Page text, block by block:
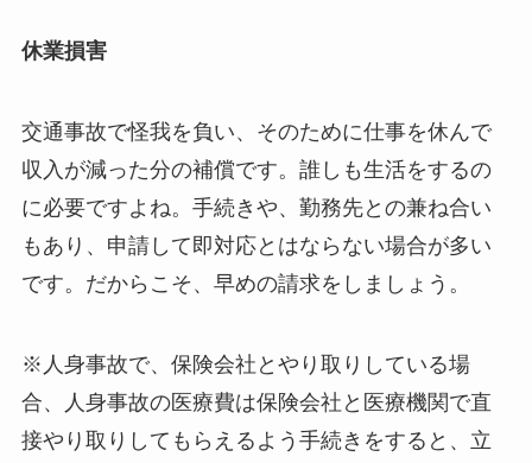
休業損害
交通事故で怪我を負い、そのために仕事を休んで
収入が減った分の補償です。誰しも生活をするの
に必要ですよね。手続きや、勤務先との兼ね合い
もあり、申請して即対応とはならない場合が多い
です。だからこそ、早めの請求をしましょう。
※人身事故で、保険会社とやり取りしている場
合、人身事故の医療費は保険会社と医療機関で直
接やり取りしてもらえるよう手続きをすると、立